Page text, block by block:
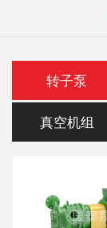
转子泵
真空机组